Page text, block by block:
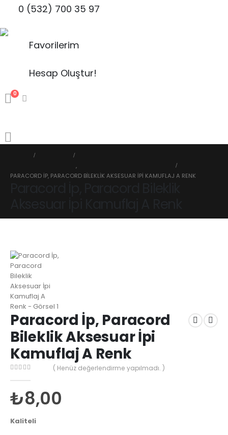
0 (532) 700 35 97
Favorilerim
Hesap Oluştur!
0
,
PARACORD İP, PARACORD BILEKLIK AKSESUAR İPI KAMUFLAJ A RENK
Paracord İp, Paracord
Bileklik Aksesuar İpi
Kamuflaj A Renk
( Henüz değerlendirme yapılmadı. )
₺8,00
Kaliteli